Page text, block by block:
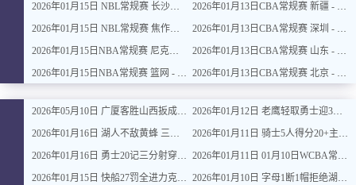
2026年01月15日 NBL常规赛 长沙勇胜 VS 安徽皖江龙 全场录像
2026年01月15日 NBL常规赛 焦作文旅 VS 香港金牛 全场录像
2026年01月15日NBA常规赛 尼克斯 - 国王 全场录像
2026年01月15日NBA常规赛 篮网 - 鹈鹕 全场录像
2026年01月13日CBA常规赛 新疆 - 广厦 全场录像
2026年01月13日CBA常规赛 深圳 - 上海 全场录像
2026年01月13日CBA常规赛 山东 - 吉林 全场录像
2026年01月13日CBA常规赛 北京 - 江苏 全场录像
2026年05月10日 广厦客胜山西扳成1-1 胡金秋17+11 迪亚洛关键上篮不中
2026年01月16日 湖人不敌黄蜂 三球30+11&9记三分 东契奇39分 詹姆斯29+9+6
2026年01月16日 勇士20记三分射穿尼克斯！库里27+7 巴特勒32+8 穆迪三分9中7
2026年01月15日 快船27罚全进力克奇才迎来4连胜 哈登22+5+8 伦纳德33分4断
2026年01月12日 老鹰轻取勇士迎3连胜 约翰逊23+11+6 CJ首秀12分 库里31+5
2026年01月11日 骑士5人得分20+主场复仇森林狼 米切尔28+8 爱德华兹25+5
2026年01月11日 01月10日WCBA常规赛 江苏女篮 92 - 97 山东女篮 全场集锦
2026年01月10日 字母1断1帽拒绝湖人逆转 詹姆斯26+9+10 东契奇25中8&致命6犯